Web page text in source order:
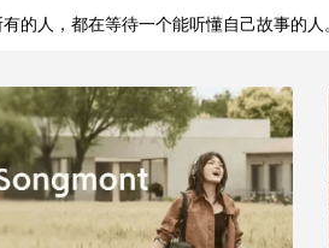
有的人，都在等待一个能听懂自己故事的人